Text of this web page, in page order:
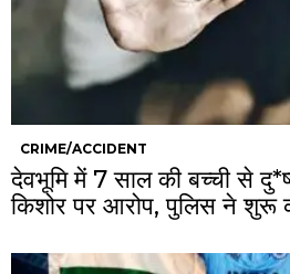
CRIME/ACCIDENT
देवभूमि में 7 साल की बच्ची से
किशोर पर आरोप, पुलिस ने शुरू